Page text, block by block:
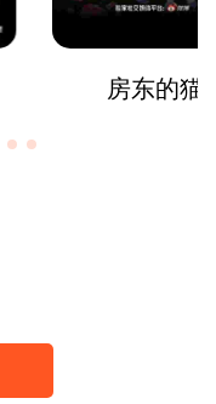
房东的猫